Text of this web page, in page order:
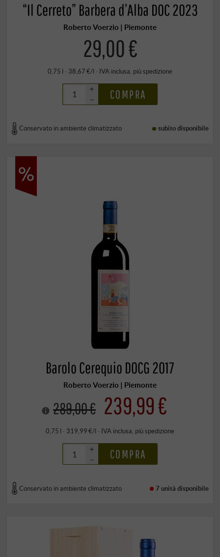
“Il Cerreto” Barbera d’Alba DOC 2023
Roberto Voerzio | Piemonte
29,00 €
0,75 l · 38,67 €/l · IVA inclusa , più spedizione
+
–
COMPRA
Conservato in ambiente climatizzato subito disponibile
Barolo Cerequio DOCG 2017
Roberto Voerzio | Piemonte
289,00 € 239,99 €
0,75 l · 319,99 €/l · IVA inclusa, più spedizione
+
–
COMPRA
Conservato in ambiente climatizzato 7 unità disponibile